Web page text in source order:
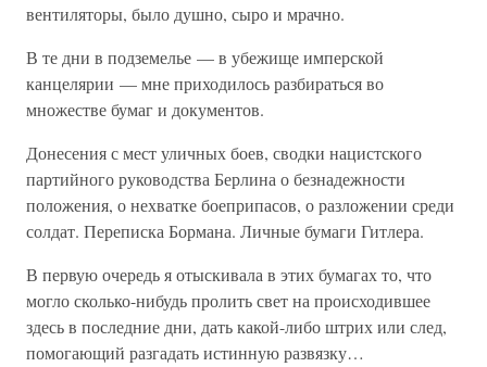
вентиляторы, было душно, сыро и мрачно.
В те дни в подземелье — в убежище имперской
канцелярии — мне приходилось разбираться во
множестве бумаг и документов.
Донесения с мест уличных боев, сводки нацистского
партийного руководства Берлина о безнадежности
положения, о нехватке боеприпасов, о разложении среди
солдат. Переписка Бормана. Личные бумаги Гитлера.
В первую очередь я отыскивала в этих бумагах то, что
могло сколько-нибудь пролить свет на происходившее
здесь в последние дни, дать какой-либо штрих или след,
помогающий разгадать истинную развязку…